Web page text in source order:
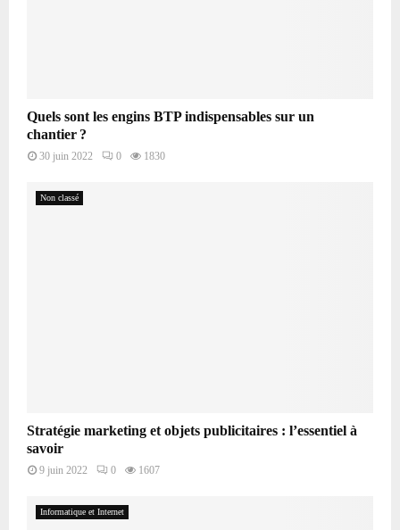
Quels sont les engins BTP indispensables sur un
chantier ?
30 juin 2022 0 1830
Non classé
Stratégie marketing et objets publicitaires : l’essentiel à
savoir
9 juin 2022 0 1607
Informatique et Internet